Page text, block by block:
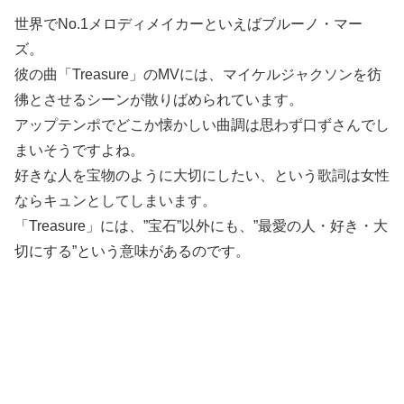
世界でNo.1メロディメイカーといえばブルーノ・マー
ズ。
彼の曲「Treasure」のMVには、マイケルジャクソンを彷
彿とさせるシーンが散りばめられています。
アップテンポでどこか懐かしい曲調は思わず口ずさんでし
まいそうですよね。
好きな人を宝物のように大切にしたい、という歌詞は女性
ならキュンとしてしまいます。
「Treasure」には、”宝石”以外にも、”最愛の人・好き・大
切にする”という意味があるのです。